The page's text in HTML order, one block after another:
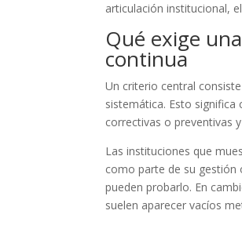
articulación institucional,
Qué exige
continua
Un criterio central
sistemática. Esto
correctivas o preventivas
Las instituciones que
como parte de su gestión
pueden probarlo. En
suelen aparecer vacíos